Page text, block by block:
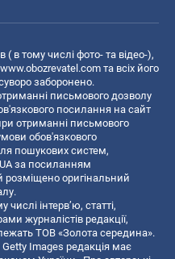
( в тому числі фото- та відео-),
та всіх його
заборонено.
письмового дозволу
посилання на сайт
отриманні письмового
обов'язкового
пошукових систем,
за посиланням
розміщено оригінальний
числі інтерв’ю, статті,
журналістів редакції,
ТОВ «Золота середина».
Getty Images редакція має